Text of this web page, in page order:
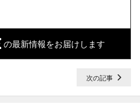
の最新情報をお届けします
次の記事